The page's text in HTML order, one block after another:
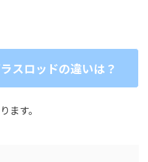
スロッドの違いは？
ます。